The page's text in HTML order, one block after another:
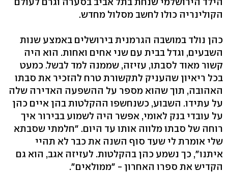
הקולינריה כולו לחשב מסלול מחדש.
כהן נולד במושבה הגרמנית בירושלים באמצע שנות
השבעים, וגדל בבית עם שני אחים ואחות. הוא היה
קשור מאוד לסבתו, עזיזה, שממנה למד לבשל. כמעט
בכל ריאיון שהעניק לתקשורת טרח להזכיר את סבתו
האהובה, תוך שהוא מספר על ההשפעה האדירה שלה
על עתידו. השבוע, כשנחשפו ההקלטות בהן איים כהן
על עובדי בנק לאומי, אפשר היה לשמוע בבירור איך
רוחה של סבתו מלווה אותו עד היום. "חלמתי שסבתא
שלי אומרת לי שעד סוף השנה את כבר לא תהיי
איתנו", כך נשמע כהן בהקלטות. לעזיזה אגב, הוא גם
הקדיש את ספרו האחרון - "ממולאים".